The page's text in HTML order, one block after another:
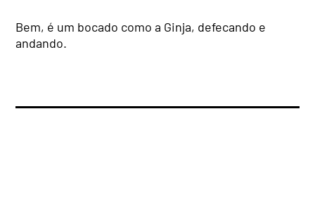
Bem, é um bocado como a Ginja, defecando e
andando.